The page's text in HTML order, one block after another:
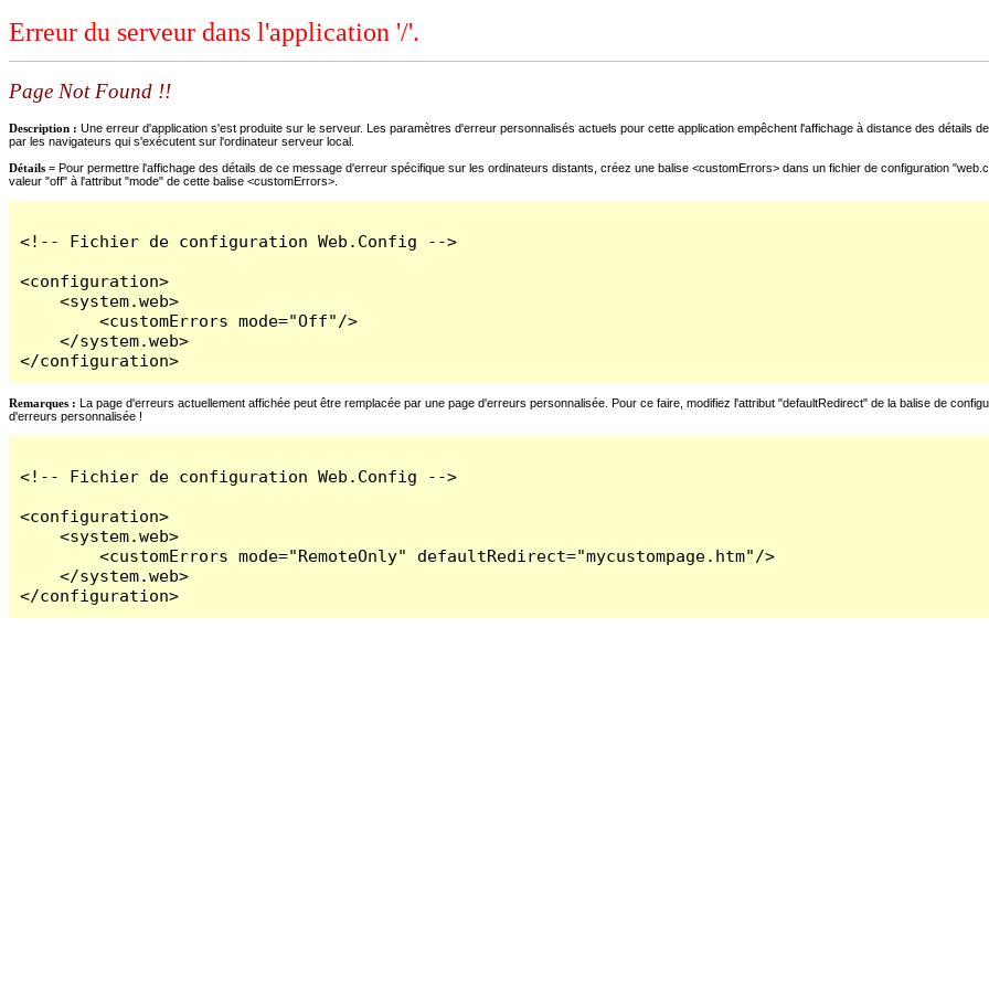
Erreur du serveur dans l'application '/'.
Page Not Found !!
Description : Une erreur d'application s'est produite sur le serveur. Les paramètres d'erreur personnalisés actuels pour cette application empêchent l'affichage à distance des détails
par les navigateurs qui s'exécutent sur l'ordinateur serveur local.
Détails = Pour permettre l'affichage des détails de ce message d'erreur spécifique sur les ordinateurs distants, créez une balise <customErrors> dans un fichier de configuration
valeur "off" à l'attribut "mode" de cette balise <customErrors>.
<!-- Fichier de configuration Web.Config -->
<configuration>
    <system.web>
        <customErrors mode="Off"/>
    </system.web>
</configuration>
Remarques : La page d'erreurs actuellement affichée peut être remplacée par une page d'erreurs personnalisée. Pour ce faire, modifiez l'attribut "defaultRedirect" de la balise de
d'erreurs personnalisée !
<!-- Fichier de configuration Web.Config -->
<configuration>
    <system.web>
        <customErrors mode="RemoteOnly" defaultRedirect="mycustompage.htm"/>
    </system.web>
</configuration>